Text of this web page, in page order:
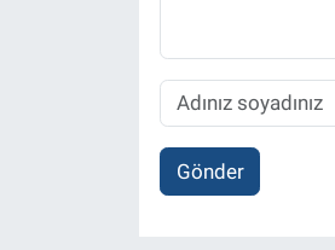
Gönder